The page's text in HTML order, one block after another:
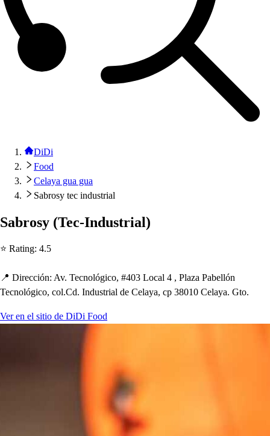
DiDi
Food
Celaya gua gua
Sabrosy tec industrial
Sabrosy (Tec-Industrial)
⭐ Rating: 4.5
📍 Dirección: Av. Tecnológico, #403 Local 4 , Plaza Pabellón
Tecnológico, col.Cd. Industrial de Celaya, cp 38010 Celaya. Gto.
Ver en el sitio de DiDi Food